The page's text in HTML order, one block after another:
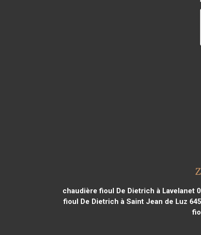
chaudière fioul De Dietrich à Lavelanet
fioul De Dietrich à Saint Jean de Luz